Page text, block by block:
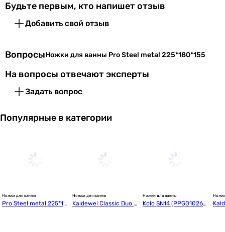
Будьте первым, кто напишет отзыв
Добавить свой отзыв
ВопросыНожки для ванны Pro Steel metal 225*180*155
На вопросы отвечают эксперты
Задать вопрос
Популярные в категории
Ножки для ванны
Pro Steel metal 225*18
Ножки для ванны
Kaldewei Classic Duo M
Ножки для ванны
Kolo SN14 (PPG010260